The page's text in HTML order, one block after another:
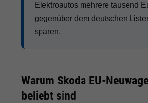
Elektroautos mehrere tausend
gegenüber dem deutschen
sparen.
Warum Skoda EU-
beliebt sind